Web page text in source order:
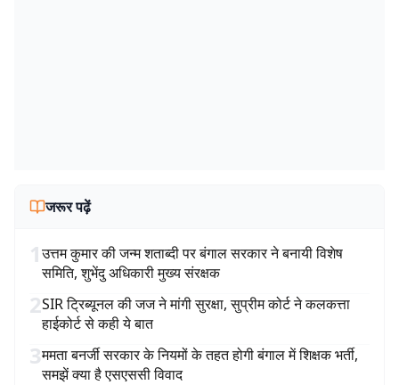
जरूर पढ़ें
1उत्तम कुमार की जन्म शताब्दी पर बंगाल सरकार ने बनायी विशेष
समिति, शुभेंदु अधिकारी मुख्य संरक्षक
2SIR ट्रिब्यूनल की जज ने मांगी सुरक्षा, सुप्रीम कोर्ट ने कलकत्ता
हाईकोर्ट से कही ये बात
3ममता बनर्जी सरकार के नियमों के तहत होगी बंगाल में शिक्षक भर्ती,
समझें क्या है एसएससी विवाद